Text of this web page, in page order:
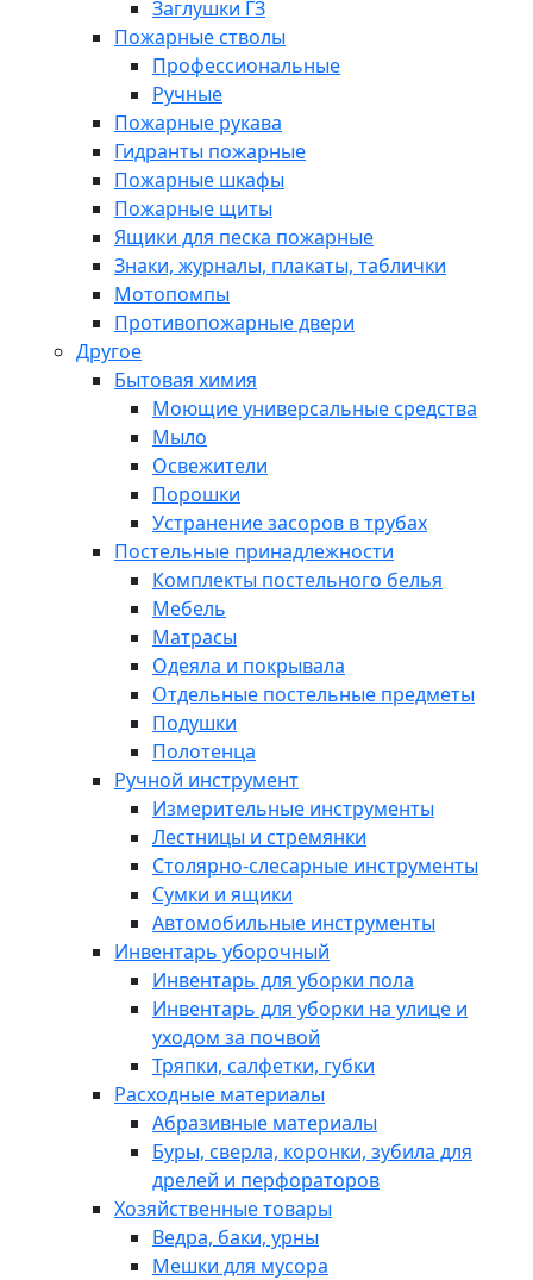
Заглушки ГЗ
Пожарные стволы
Профессиональные
Ручные
Пожарные рукава
Гидранты пожарные
Пожарные шкафы
Пожарные щиты
Ящики для песка пожарные
Знаки, журналы, плакаты, таблички
Мотопомпы
Противопожарные двери
Другое
Бытовая химия
Моющие универсальные средства
Мыло
Освежители
Порошки
Устранение засоров в трубах
Постельные принадлежности
Комплекты постельного белья
Мебель
Матрасы
Одеяла и покрывала
Отдельные постельные предметы
Подушки
Полотенца
Ручной инструмент
Измерительные инструменты
Лестницы и стремянки
Столярно-слесарные инструменты
Сумки и ящики
Автомобильные инструменты
Инвентарь уборочный
Инвентарь для уборки пола
Инвентарь для уборки на улице и
уходом за почвой
Тряпки, салфетки, губки
Расходные материалы
Абразивные материалы
Буры, сверла, коронки, зубила для
дрелей и перфораторов
Хозяйственные товары
Ведра, баки, урны
Мешки для мусора